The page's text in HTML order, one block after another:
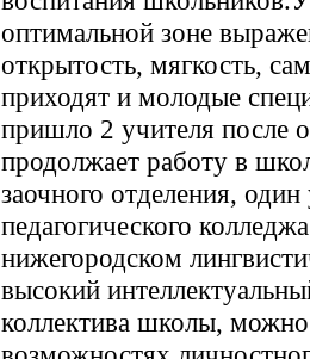
оптимальной зоне
открытость, мягкость,
приходят и молодые
пришло 2 учителя после
продолжает работу в
заочного отделения,
педагогического
нижегородском
высокий
коллектива школы,